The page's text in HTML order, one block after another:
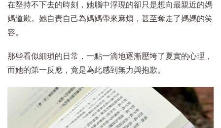
在堅持不下去的時刻，她腦中浮現的卻只是想向最親近的媽
媽道歉。她自責自己為媽媽帶來麻煩，甚至奪走了媽媽的笑
容。
那些看似細瑣的日常，一點一滴地逐漸壓垮了夏實的心理，
而她的第一反應，竟是為此感到無力與抱歉。